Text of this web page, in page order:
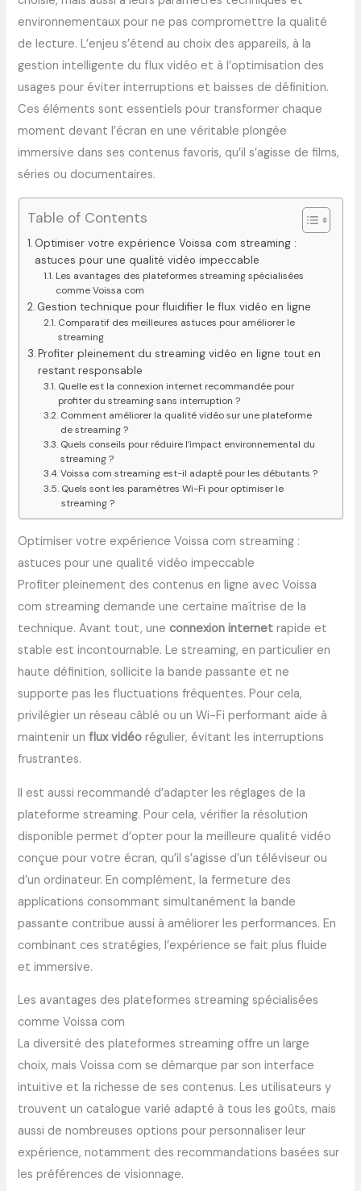
environnementaux pour ne pas compromettre la qualité
de lecture. L’enjeu s’étend au choix des appareils, à la
gestion intelligente du flux vidéo et à l’optimisation des
usages pour éviter interruptions et baisses de définition.
Ces éléments sont essentiels pour transformer chaque
moment devant l’écran en une véritable plongée
immersive dans ses contenus favoris, qu’il s’agisse de films,
séries ou documentaires.
Table of Contents
Optimiser votre expérience Voissa com streaming :
astuces pour une qualité vidéo impeccable
Les avantages des plateformes streaming spécialisées
comme Voissa com
Gestion technique pour fluidifier le flux vidéo en ligne
Comparatif des meilleures astuces pour améliorer le
streaming
Profiter pleinement du streaming vidéo en ligne tout en
restant responsable
Quelle est la connexion internet recommandée pour
profiter du streaming sans interruption ?
Comment améliorer la qualité vidéo sur une plateforme
de streaming ?
Quels conseils pour réduire l’impact environnemental du
streaming ?
Voissa com streaming est-il adapté pour les débutants ?
Quels sont les paramètres Wi-Fi pour optimiser le
streaming ?
Optimiser votre expérience Voissa com streaming :
astuces pour une qualité vidéo impeccable
Profiter pleinement des contenus en ligne avec Voissa
com streaming demande une certaine maîtrise de la
technique. Avant tout, uneconnexion internet rapide et
stable est incontournable. Le streaming, en particulier en
haute définition, sollicite la bande passante et ne
supporte pas les fluctuations fréquentes. Pour cela,
privilégier un réseau câblé ou un Wi-Fi performant aide à
maintenir unflux vidéo régulier, évitant les interruptions
frustrantes.
Il est aussi recommandé d’adapter les réglages de la
plateforme streaming. Pour cela, vérifier la résolution
disponible permet d’opter pour la meilleure qualité vidéo
conçue pour votre écran, qu’il s’agisse d’un téléviseur ou
d’un ordinateur. En complément, la fermeture des
applications consommant simultanément la bande
passante contribue aussi à améliorer les performances. En
combinant ces stratégies, l’expérience se fait plus fluide
et immersive.
Les avantages des plateformes streaming spécialisées
comme Voissa com
La diversité des plateformes streaming offre un large
choix, mais Voissa com se démarque par son interface
intuitive et la richesse de ses contenus. Les utilisateurs y
trouvent un catalogue varié adapté à tous les goûts, mais
aussi de nombreuses options pour personnaliser leur
expérience, notamment des recommandations basées sur
les préférences de visionnage.